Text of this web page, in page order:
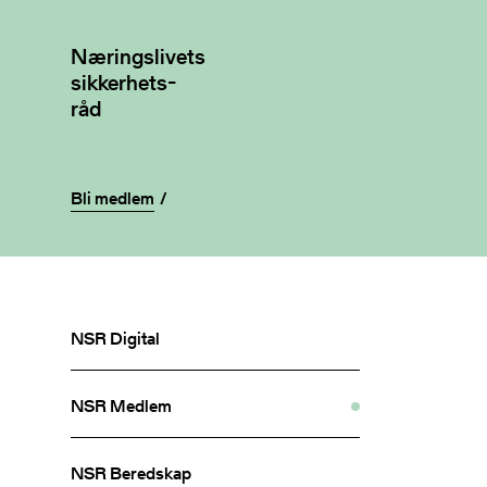
Næringslivets
sikkerhets-
råd
Bli medlem
NSR Digital
NSR Medlem
NSR Beredskap